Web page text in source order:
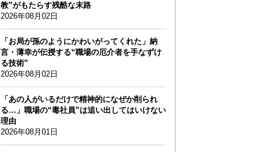
教”がもたらす残酷な末路
2026年08月02日
「お局が孫のようにかわいがってくれた」納
言・薄幸が伝授する“職場の厄介者を手なずけ
る技術”
2026年08月02日
「あの人がいるだけで精神的になぜか削られ
る…」職場の“毒社員”は追い出してはいけない
理由
2026年08月01日